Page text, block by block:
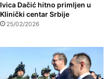
Ivica Dačić hitno primljen u
Klinički centar Srbije
25/02/2026